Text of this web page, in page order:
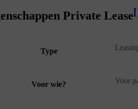
Private Lease[
Type
Voor wie? Voor